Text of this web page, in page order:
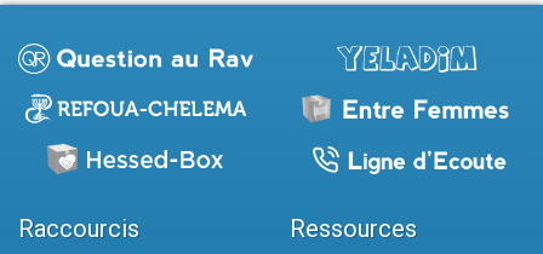
Raccourcis Ressources